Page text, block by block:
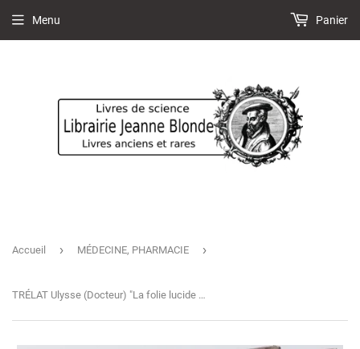
Menu Panier
Accueil › MÉDECINE, PHARMACIE ›
TRÉLAT Ulysse (Docteur) "La folie lucide étudiée et considérée au point de vue de la famille et de la société"